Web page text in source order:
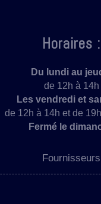
Horaires :
Du lundi au
de 12h à 14h
Les vendredi et
de 12h à 14h et de
Fermé le
Fournisseurs